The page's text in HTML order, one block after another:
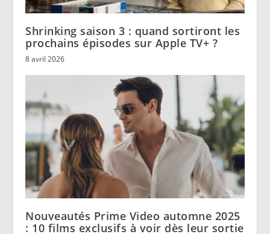
Shrinking saison 3 : quand sortiront les
prochains épisodes sur Apple TV+ ?
8 avril 2026
Nouveautés Prime Video automne 2025
: 10 films exclusifs à voir dès leur sortie